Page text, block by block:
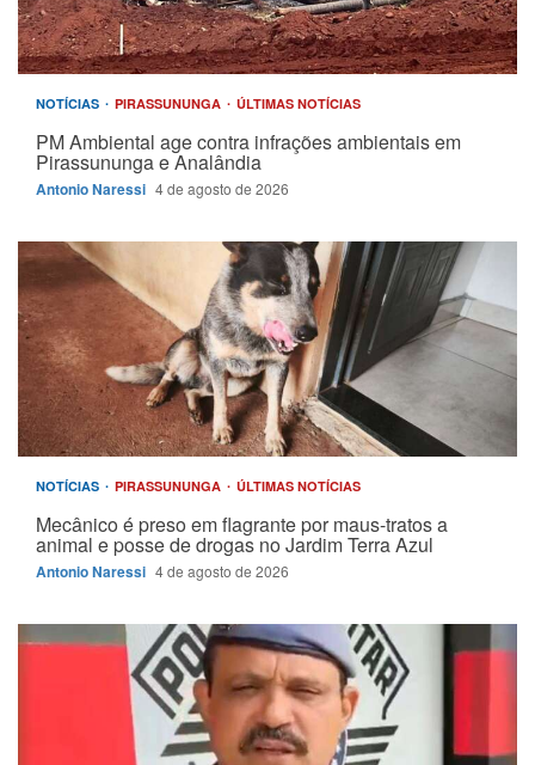
NOTÍCIAS PIRASSUNUNGA ÚLTIMAS NOTÍCIAS
PM Ambiental age contra infrações ambientais em
Pirassununga e Analândia
Antonio Naressi 4 de agosto de 2026
NOTÍCIAS PIRASSUNUNGA ÚLTIMAS NOTÍCIAS
Mecânico é preso em flagrante por maus-tratos a
animal e posse de drogas no Jardim Terra Azul
Antonio Naressi 4 de agosto de 2026